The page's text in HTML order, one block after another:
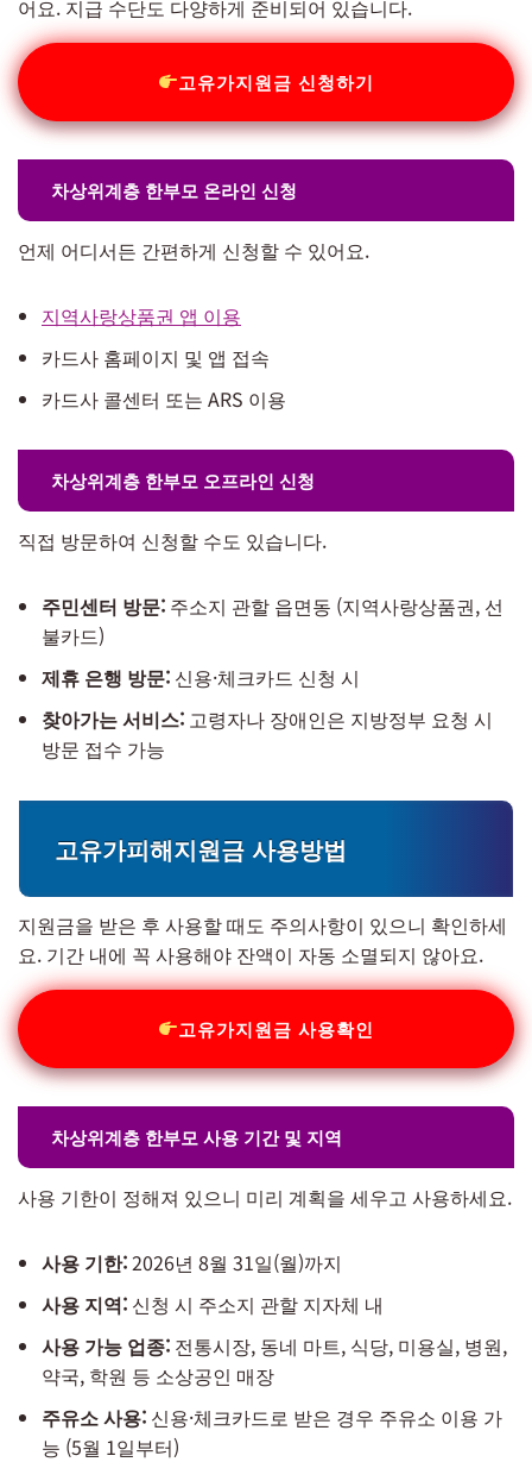
어요. 지급 수단도 다양하게 준비되어 있습니다.
고유가지원금 신청하기
차상위계층 한부모 온라인 신청
언제 어디서든 간편하게 신청할 수 있어요.
지역사랑상품권 앱 이용
카드사 홈페이지 및 앱 접속
카드사 콜센터 또는 ARS 이용
차상위계층 한부모 오프라인 신청
직접 방문하여 신청할 수도 있습니다.
주민센터 방문: 주소지 관할 읍면동 (지역사랑상품권, 선
불카드)
제휴 은행 방문: 신용·체크카드 신청 시
찾아가는 서비스: 고령자나 장애인은 지방정부 요청 시
방문 접수 가능
고유가피해지원금 사용방법
지원금을 받은 후 사용할 때도 주의사항이 있으니 확인하세
요. 기간 내에 꼭 사용해야 잔액이 자동 소멸되지 않아요.
고유가지원금 사용확인
차상위계층 한부모 사용 기간 및 지역
사용 기한이 정해져 있으니 미리 계획을 세우고 사용하세요.
사용 기한:2026년 8월 31일(월)까지
사용 지역: 신청 시 주소지 관할 지자체 내
사용 가능 업종: 전통시장, 동네 마트, 식당, 미용실, 병원,
약국, 학원 등 소상공인 매장
주유소 사용: 신용·체크카드로 받은 경우 주유소 이용 가
능 (5월 1일부터)